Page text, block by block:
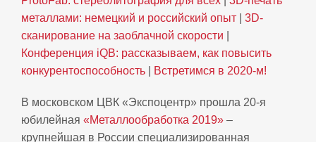
металлами: немецкий и российский опыт
3D-
сканирование на заоблачной скорости
Конференция iQB: рассказываем, как повысить
конкурентоспособность
Встретимся в 2020-м!
В московском ЦВК «Экспоцентр» прошла 20-я
юбилейная «Металлообработка 2019» –
крупнейшая в России специализированная